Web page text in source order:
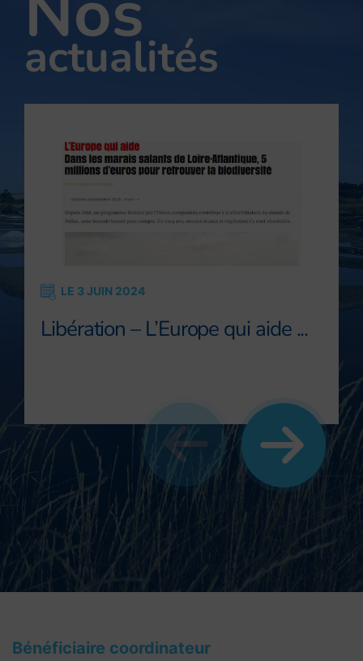
actualités
LE 3 JUIN 2024
Libération – L’Europe qui aide ...
Bénéficiaire coordinateur